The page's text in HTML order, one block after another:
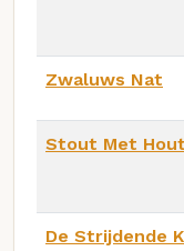
Zwaluws Nat
Stout Met Hout
De Strijdende